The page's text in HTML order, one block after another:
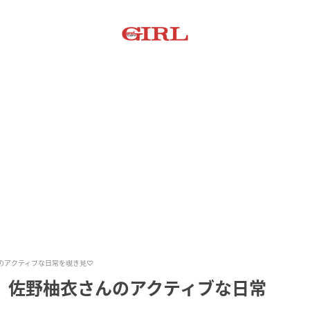
アクティブな日常を覗き見♡
野柚衣さんのアクティブな日常